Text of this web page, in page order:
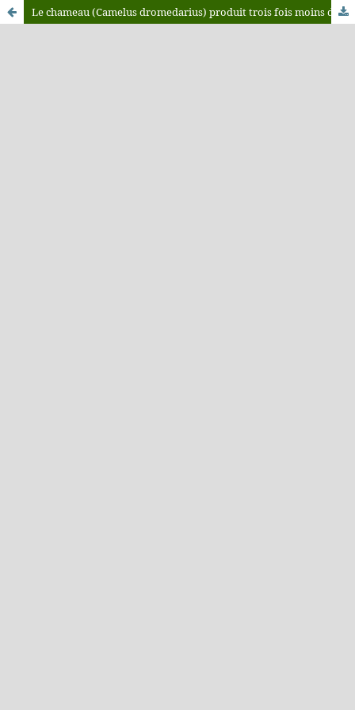
Le chameau (Camelus dromedarius) produit trois fois moins de méthane que les bovins recevant la même ration alimentaire